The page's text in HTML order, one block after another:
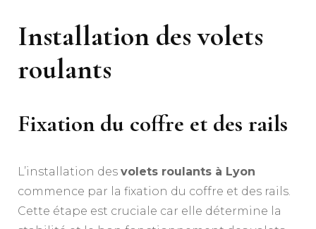
Installation des volets
roulants
Fixation du coffre et des rails
L’installation des volets roulants à Lyon
commence par la fixation du coffre et des rails.
Cette étape est cruciale car elle détermine la